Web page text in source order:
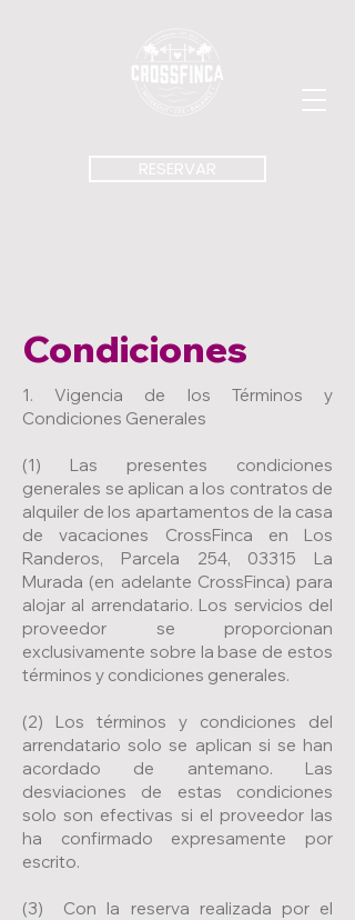
RESERVAR
Condiciones
1. Vigencia de los Términos y
Condiciones Generales
(1) Las presentes condiciones
generales se aplican a los contratos de
alquiler de los apartamentos de la casa
de vacaciones CrossFinca en Los
Randeros, Parcela 254, 03315 La
Murada (en adelante CrossFinca) para
alojar al arrendatario. Los servicios del
proveedor se proporcionan
exclusivamente sobre la base de estos
términos y condiciones generales.
(2) Los términos y condiciones del
arrendatario solo se aplican si se han
acordado de antemano. Las
desviaciones de estas condiciones
solo son efectivas si el proveedor las
ha confirmado expresamente por
escrito.
(3) Con la reserva realizada por el